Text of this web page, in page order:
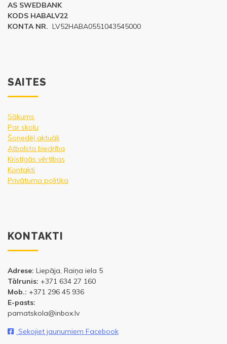
AS SWEDBANK
KODS HABALV22
KONTA NR. LV52HABA0551043545000
SAITES
Sākums
Par skolu
Šonedēļ aktuāli
Atbalsta biedrība
Kristīgās vērtības
Kontakti
Privātuma politika
KONTAKTI
Adrese: Liepāja, Raiņa iela 5
Tālrunis: +371 634 27 160
Mob.: +371 296 45 936
E-pasts:
pamatskola@inbox.lv
Sekojiet jaunumiem Facebook